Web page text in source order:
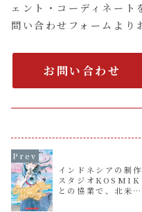
ェント・コーディネート
問い合わせフォームより
お問い合わせ
インドネシアの制作
スタジオKOSMIK
との協業で、北米向